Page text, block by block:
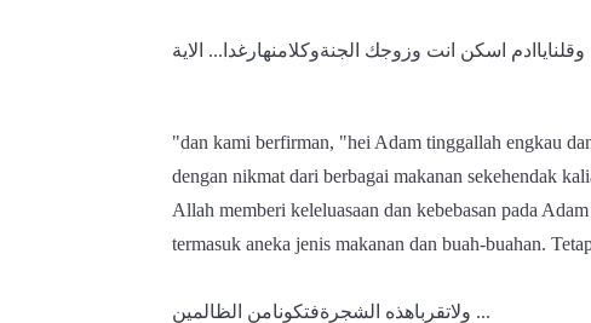
وقلناياادم اسكن انت وزوجك الجنةوكلامنهارغ​دا... الاية
"dan kami berfirman, "hei Adam tinggallah engkau
dengan nikmat dari berbagai makanan sekehendak
Allah memberi keleluasaan dan kebebasan pada
termasuk aneka jenis makanan dan buah-buahan.
ولاتقرباهذه الشجرةفتكونامن الظالمين ...